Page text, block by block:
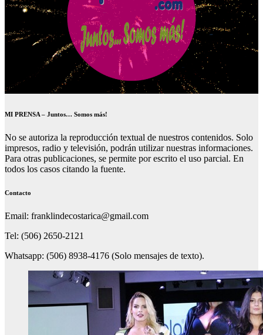
MI PRENSA – Juntos… Somos más!
No se autoriza la reproducción textual de nuestros contenidos. Solo
impresos, radio y televisión, podrán utilizar nuestras informaciones.
Para otras publicaciones, se permite por escrito el uso parcial. En
todos los casos citando la fuente.
Contacto
Email: franklindecostarica@gmail.com
Tel: (506) 2650-2121
Whatsapp: (506) 8938-4176 (Solo mensajes de texto).